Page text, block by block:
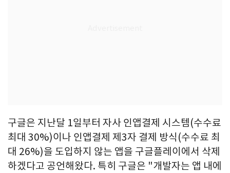
구글은 지난달 1일부터 자사 인앱결제 시스템(수수료
최대 30%)이나 인앱결제 제3자 결제 방식(수수료 최
대 26%)을 도입하지 않는 앱을 구글플레이에서 삭제
하겠다고 공언해왔다. 특히 구글은 "개발자는 앱 내에